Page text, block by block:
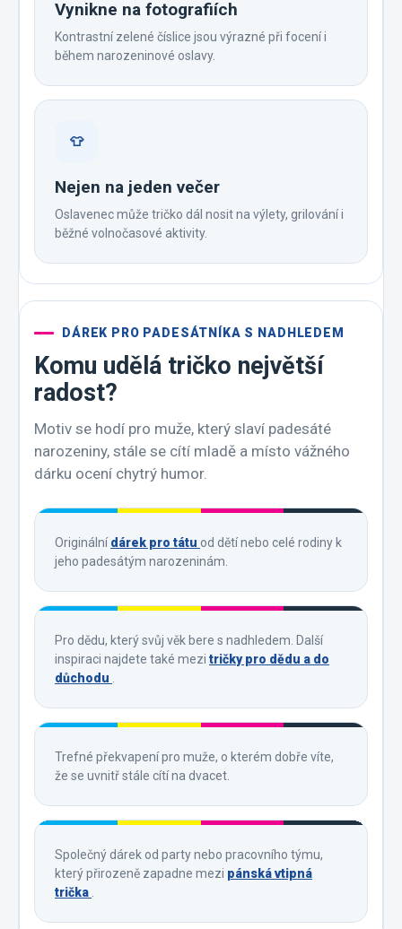
Vynikne na fotografiích
Kontrastní zelené číslice jsou výrazné při focení i
během narozeninové oslavy.
👕
Nejen na jeden večer
Oslavenec může tričko dál nosit na výlety, grilování i
běžné volnočasové aktivity.
DÁREK PRO PADESÁTNÍKA S NADHLEDEM
Komu udělá tričko největší
radost?
Motiv se hodí pro muže, který slaví padesáté
narozeniny, stále se cítí mladě a místo vážného
dárku ocení chytrý humor.
Originálnídárek pro tátu od dětí nebo celé rodiny k
jeho padesátým narozeninám.
Pro dědu, který svůj věk bere s nadhledem. Další
inspiraci najdete také mezi tričky pro dědu a do
důchodu
Trefné překvapení pro muže, o kterém dobře víte,
že se uvnitř stále cítí na dvacet.
Společný dárek od party nebo pracovního týmu,
který přirozeně zapadne mezi pánská vtipná
trička